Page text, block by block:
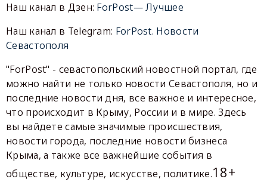
Наш канал в Дзен: ForPost— Лучшее
Наш канал в Telegram: ForPost. Новости
Севастополя
"ForPost" - севастопольский новостной портал, где
можно найти не только новости Севастополя, но и
последние новости дня, все важное и интересное,
что происходит в Крыму, России и в мире. Здесь
вы найдете самые значимые происшествия,
новости города, последние новости бизнеса
Крыма, а также все важнейшие события в
обществе, культуре, искусстве, политике.18+